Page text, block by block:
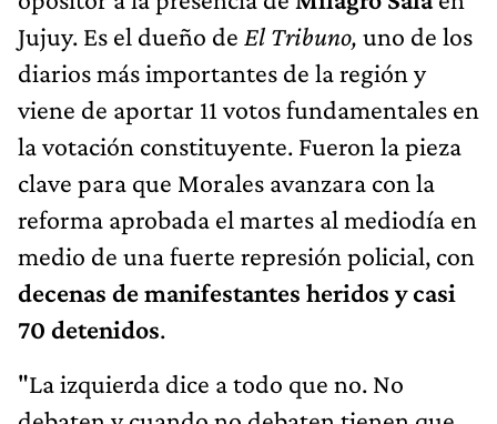
Jujuy. Es el dueño de El Tribuno, uno de los
diarios más importantes de la región y
viene de aportar 11 votos fundamentales en
la votación constituyente. Fueron la pieza
clave para que Morales avanzara con la
reforma aprobada el martes al mediodía en
medio de una fuerte represión policial, con
decenas de manifestantes heridos y casi
70 detenidos.
"La izquierda dice a todo que no. No